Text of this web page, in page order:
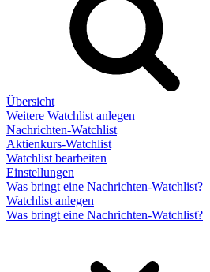
Übersicht
Weitere Watchlist anlegen
Nachrichten-Watchlist
Aktienkurs-Watchlist
Watchlist bearbeiten
Einstellungen
Was bringt eine Nachrichten-Watchlist?
Watchlist anlegen
Was bringt eine Nachrichten-Watchlist?